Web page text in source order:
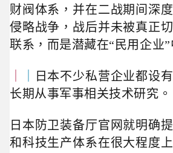
财阀体系，并在二战期间深
侵略战争，战后并未被真正
联系，而是潜藏在“民用企业”
日本不少私营企业都设
长期从事军事相关技术研究。
日本防卫装备厅官网就明确
和科技生产体系在很大程度